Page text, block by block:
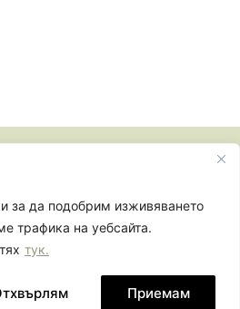
за да подобрим изживяването
трафика на уебсайта.
тук.
Приемам
Note it! и вземи 10%